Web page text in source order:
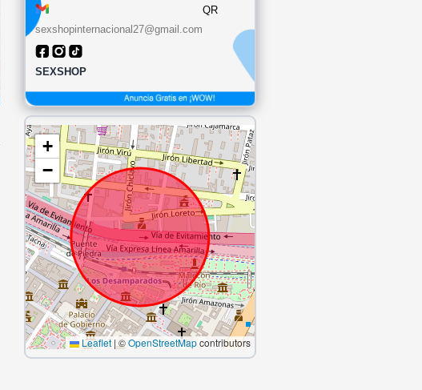
sexshopinternacional27@gmail.com
SEXSHOP
+
−
Leaflet | ©OpenStreetMapcontributors